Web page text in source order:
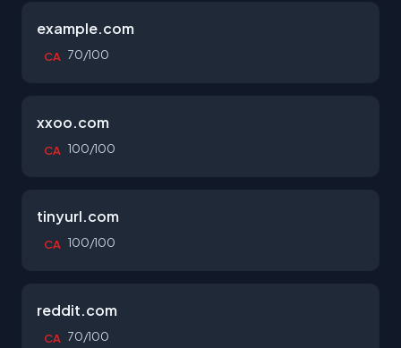
example.com
CA 70/100
xxoo.com
CA 100/100
tinyurl.com
CA 100/100
reddit.com
CA 70/100